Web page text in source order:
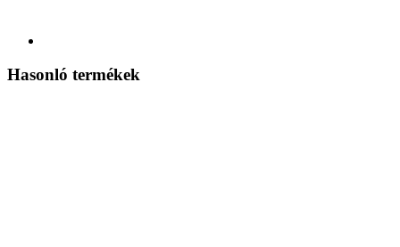
Hasonló termékek